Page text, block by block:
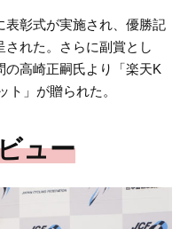
表彰式が実施され、優勝記
れた。さらに副賞とし
高崎正嗣氏より「楽天K
ト」が贈られた。
ュー